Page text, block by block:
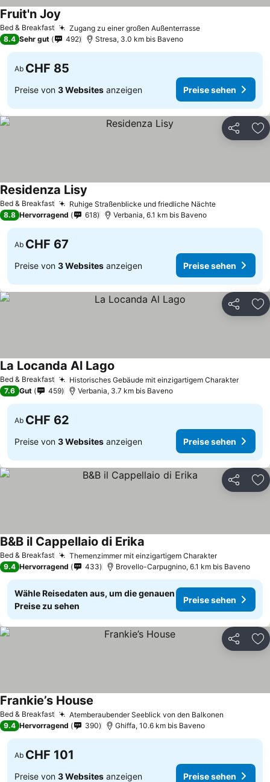
Bed & Breakfast Zugang zu einer großen Außenterrasse
Fruit'n Joy
8.4 Sehr gut 492 Stresa, 3.0 km bis Baveno
Ab CHF 85
Preise von 3 Websites anzeigen Preise sehen
Teilen
Bed & Breakfast Ruhige Straßenblicke und friedliche Nächte
Residenza Lisy
8.8 Hervorragend 618 Verbania, 6.1 km bis Baveno
Ab CHF 67
Preise von 3 Websites anzeigen Preise sehen
Teilen
Bed & Breakfast Historisches Gebäude mit einzigartigem Charakter
La Locanda Al Lago
7.6 Gut 459 Verbania, 3.7 km bis Baveno
Ab CHF 62
Preise von 3 Websites anzeigen Preise sehen
Teilen
Bed & Breakfast Themenzimmer mit einzigartigem Charakter
B&B il Cappellaio di Erika
9.4 Hervorragend 433 Brovello-Carpugnino, 6.1 km bis Baveno
Wähle Reisedaten aus, um die genauen
Preise zu sehen
Preise sehen
Teilen
Bed & Breakfast Atemberaubender Seeblick von den Balkonen
Frankie’s House
9.4 Hervorragend 390 Ghiffa, 10.6 km bis Baveno
Ab CHF 101
Preise von 3 Websites anzeigen Preise sehen